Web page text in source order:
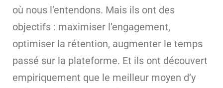
où nous l’entendons. Mais ils ont des
objectifs : maximiser l’engagement,
optimiser la rétention, augmenter le temps
passé sur la plateforme. Et ils ont découvert
empiriquement que le meilleur moyen d’y